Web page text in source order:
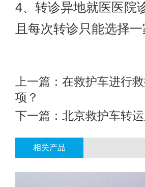
4、转诊异地就医医院
且每次转诊只能选择
上一篇： 在救护车进行
项？
下一篇： 北京救护车转
相关产品